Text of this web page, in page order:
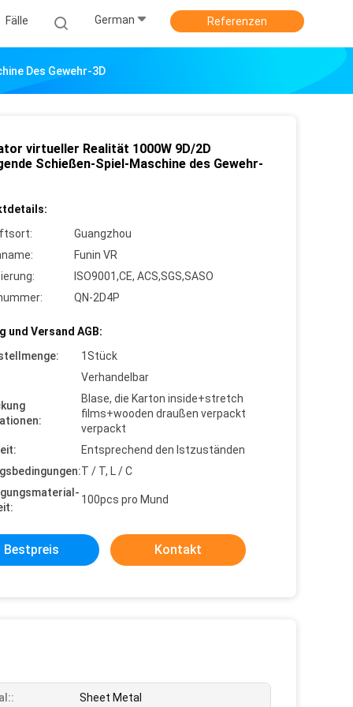
Fälle German Referenzen
Des Gewehr-3D
virtueller Realität 1000W 9D/2D
Schießen-Spiel-Maschine des Gewehr-
Guangzhou
Funin VR
ISO9001,CE, ACS,SGS,SASO
QN-2D4P
und Versand AGB:
1Stück
Verhandelbar
Blase, die Karton inside+stretch
films+wooden draußen verpackt
verpackt
Entsprechend den Istzuständen
T / T, L / C
100pcs pro Mund
Bestpreis Kontakt
Sheet Metal